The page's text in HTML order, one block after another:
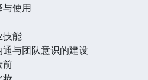
使用
技能
与团队意识的建设